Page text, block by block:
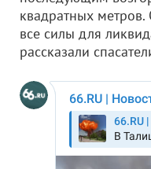
квадратных
все силы для
рассказали